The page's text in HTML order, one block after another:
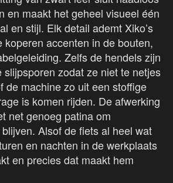
en maakt het geheel visueel één
en stijl. Elk detail ademt Xiko’s
koperen accenten in de bouten,
Zelfs de hendels zijn
slijpsporen zodat ze niet te netjes
de machine zo uit een stoffige
is komen rijden. De afwerking
net genoeg patina om
Alsof de fiets al heel wat
en nachten in de werkplaats
en precies dat maakt hem